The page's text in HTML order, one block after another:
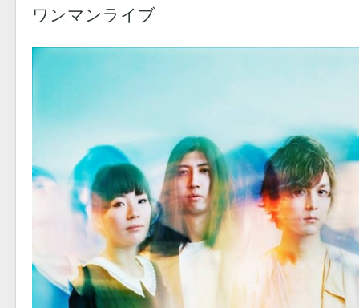
ワンマンライブ